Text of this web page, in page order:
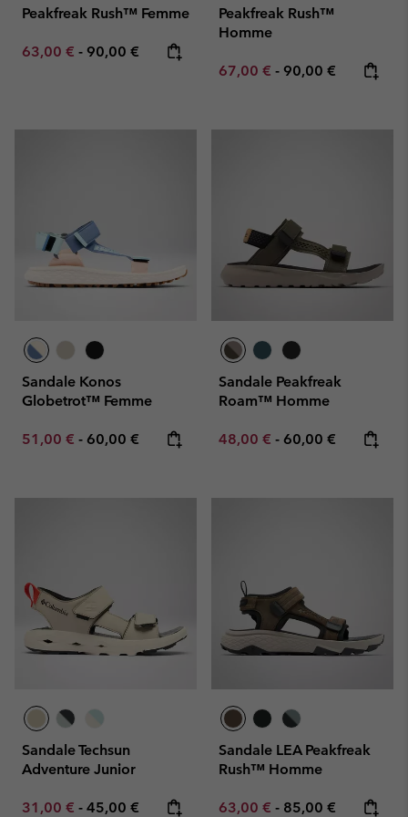
Peakfreak Rush™ Femme
Minimum sale price:
63,00 € - Maximum price:
90,00 €
Peakfreak Rush™
Homme
Minimum sale price:
67,00 € - Maximum price:
90,00 €
Sandale Konos
Globetrot™ Femme
Minimum sale price:
51,00 € - Maximum price:
60,00 €
Sandale Peakfreak
Roam™ Homme
Minimum sale price:
48,00 € - Maximum price:
60,00 €
Sandale Techsun
Adventure Junior
Minimum sale price:
31,00 € - Maximum price:
45,00 €
Sandale LEA Peakfreak
Rush™ Homme
Minimum sale price:
63,00 € - Maximum price:
85,00 €